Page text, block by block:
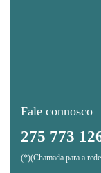
Fale connosco
275 773
(*)(Chamada para a